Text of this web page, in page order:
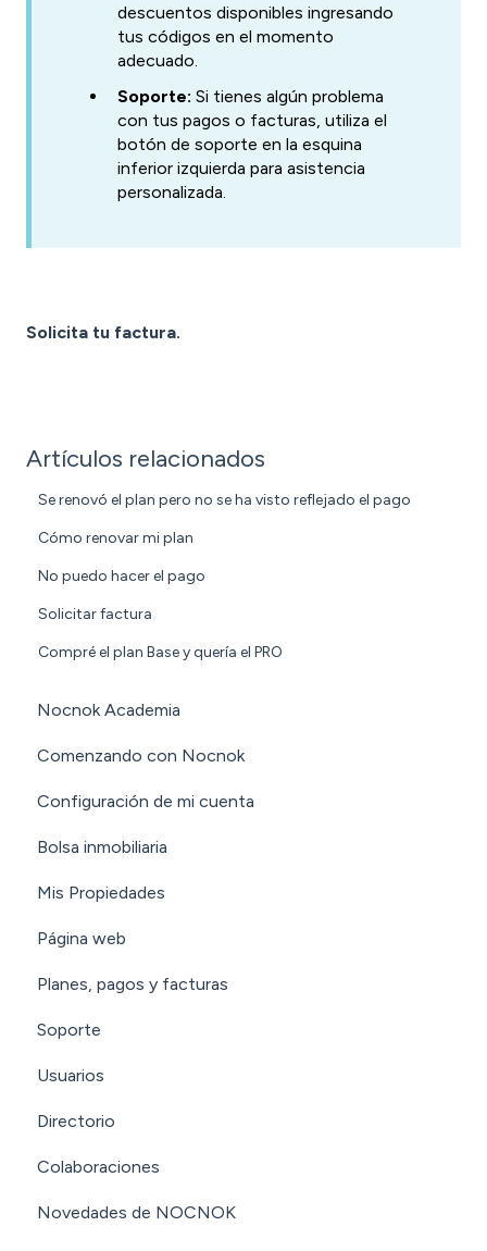
descuentos disponibles ingresando
tus códigos en el momento
adecuado.
Soporte: Si tienes algún problema
con tus pagos o facturas, utiliza el
botón de soporte en la esquina
inferior izquierda para asistencia
personalizada.
Solicita tu factura.
Artículos relacionados
Se renovó el plan pero no se ha visto reflejado el pago
Cómo renovar mi plan
No puedo hacer el pago
Solicitar factura
Compré el plan Base y quería el PRO
Nocnok Academia
Comenzando con Nocnok
Configuración de mi cuenta
Bolsa inmobiliaria
Mis Propiedades
Página web
Planes, pagos y facturas
Soporte
Usuarios
Directorio
Colaboraciones
Novedades de NOCNOK